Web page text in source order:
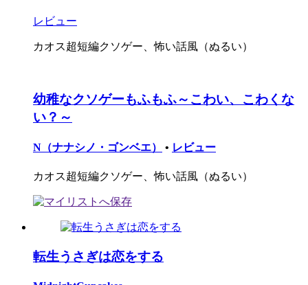
レビュー
カオス超短編クソゲー、怖い話風（ぬるい）
幼稚なクソゲーもふもふ～こわい、こわくな
い？～
N（ナナシノ・ゴンベエ） • レビュー
カオス超短編クソゲー、怖い話風（ぬるい）
転生うさぎは恋をする